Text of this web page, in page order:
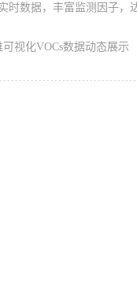
时数据，丰富监测因子，
视化VOCs数据动态展示